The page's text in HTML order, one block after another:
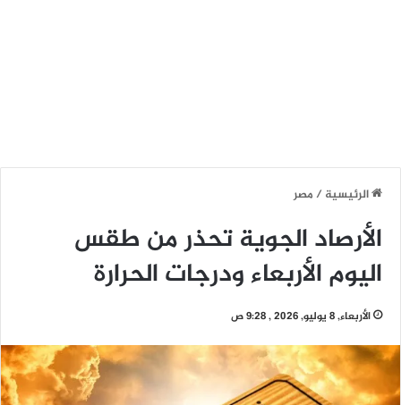
الرئيسية/مصر
الأرصاد الجوية تحذر من طقس
اليوم الأربعاء ودرجات الحرارة
الأربعاء, 8 يوليو, 2026 , 9:28 ص